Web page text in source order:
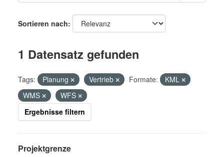
Sortieren nach
1 Datensatz gefunden
Tags: Planung Vertrieb Formate:
KML
WMS
WFS
Ergebnisse filtern
Projektgrenze